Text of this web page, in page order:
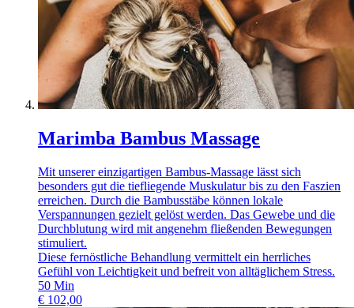
Marimba Bambus Massage
Mit unserer einzigartigen Bambus-Massage lässt sich
besonders gut die tiefliegende Muskulatur bis zu den Faszien
erreichen. Durch die Bambusstäbe können lokale
Verspannungen gezielt gelöst werden. Das Gewebe und die
Durchblutung wird mit angenehm fließenden Bewegungen
stimuliert.
Diese fernöstliche Behandlung vermittelt ein herrliches
Gefühl von Leichtigkeit und befreit von alltäglichem Stress.
50 Min
€ 102,00